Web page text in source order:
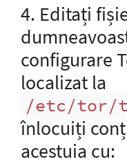
4. Editați
configurare
localizat la
/etc/tor/
înlocuiți
acestuia cu: